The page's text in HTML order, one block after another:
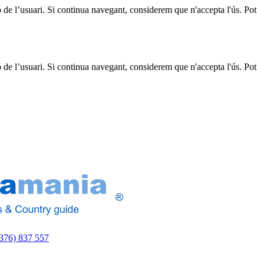
l’usuari. Si continua navegant, considerem que n'accepta l'ús.
l’usuari. Si continua navegant, considerem que n'accepta l'ús.
837 557